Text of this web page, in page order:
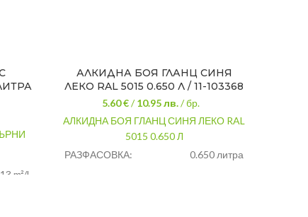
13 m²/l
АЛКИДНА БОЯ ГЛАНЦ СИНЯ
ЛЕКО RAL 5015 0.650 Л / 11-103368
5.60 €/10.95лв. / бр.
АЛКИДНА БОЯ ГЛАНЦ СИНЯ ЛЕКО RAL
5015 0.650 Л
РАЗФАСОВКА:
0.650 литра